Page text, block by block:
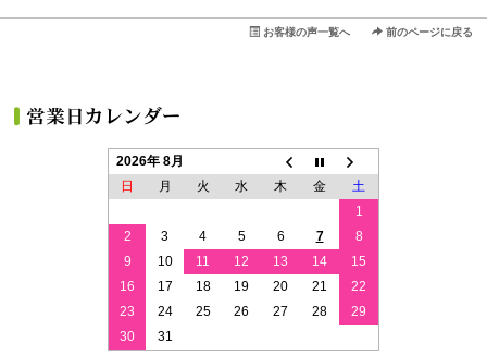
お客様の声一覧へ 前のページに戻る
2026年 8月
日
月 火 水 木 金
土
1
2
3 4 5 6 7
8
9
10 11 12 13 14
15
16
17 18 19 20 21
22
23
24 25 26 27 28
29
30
31